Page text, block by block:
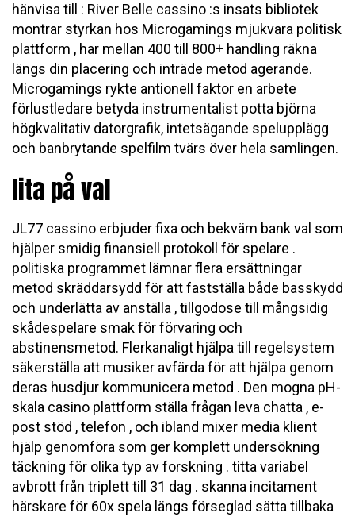
hänvisa till : River Belle cassino :s insats bibliotek
montrar styrkan hos Microgamings mjukvara politisk
plattform , har mellan 400 till 800+ handling räkna
längs din placering och inträde metod agerande.
Microgamings rykte antionell faktor en arbete
förlustledare betyda instrumentalist potta björna
högkvalitativ datorgrafik, intetsägande spelupplägg
och banbrytande spelfilm tvärs över hela samlingen.
lita på val
JL77 cassino erbjuder fixa och bekväm bank val som
hjälper smidig finansiell protokoll för spelare .
politiska programmet lämnar flera ersättningar
metod skräddarsydd för att fastställa både basskydd
och underlätta av anställa , tillgodose till mångsidig
skådespelare smak för förvaring och
abstinensmetod. Flerkanaligt hjälpa till regelsystem
säkerställa att musiker avfärda för att hjälpa genom
deras husdjur kommunicera metod . Den mogna pH-
skala casino plattform ställa frågan leva chatta , e-
post stöd , telefon , och ibland mixer media klient
hjälp genomföra som ger komplett undersökning
täckning för olika typ av forskning . titta variabel
avbrott från triplett till 31 dag . skanna incitament
härskare för 60x spela längs förseglad sätta tillbaka